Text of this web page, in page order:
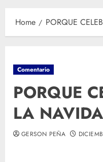
Home PORQUE
Comentario
PORQUE
LA
GERSON PEÑA